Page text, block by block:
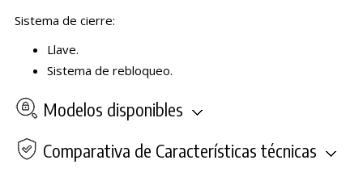
Sistema de cierre:
Llave.
Sistema de rebloqueo.
Modelos disponibles
Comparativa de Características técnicas